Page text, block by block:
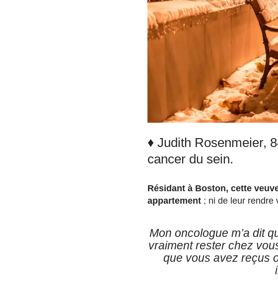
♦ Judith Rosenmeier,
cancer du sein.
Résidant à Boston, cette
appartement ; ni de leur rendre
Mon oncologue m’a dit
vraiment rester chez
que vous avez reçus